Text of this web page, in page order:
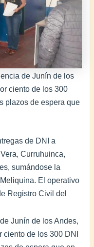
de Junín de los
ciento de los 300
plazos de espera que
de DNI a
Curruhuinca,
sumándose la
El operativo
Registro Civil del
Junín de los Andes,
ciento de los 300 DNI